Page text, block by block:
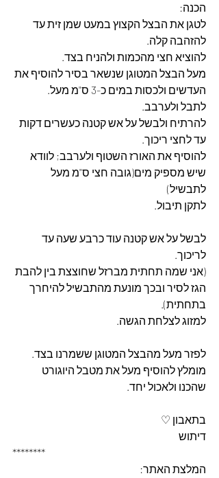
הכנה:
לטגן את הבצל הקצוץ במעט שמן זית עד
להזהבה קלה.
להוציא חצי מהכמות ולהניח בצד.
מעל הבצל המטוגן שנשאר בסיר להוסיף את
העדשים ולכסות במים כ-3 ס"מ מעל.
לתבל ולערבב.
להרתיח ולבשל על אש קטנה כעשרים דקות
עד לחצי ריכוך.
להוסיף את האורז השטוף ולערבב; לוודא
שיש מספיק מים(גובה חצי ס"מ מעל
לתבשיל)
לתקן תיבול.
לבשל על אש קטנה עוד כרבע שעה עד
לריכוך.
(אני שמה תחתית מברזל שחוצצת בין להבת
הגז לסיר ובכך מונעת מהתבשיל להיחרך
בתחתית).
למזוג לצלחת הגשה.
לפזר מעל מהבצל המטוגן ששמרנו בצד.
מומלץ להוסיף מעל את מטבל היוגורט
שהכנו ולאכול יחד.
בתאבון ♡
דיתוש
********
המלצת האתר: